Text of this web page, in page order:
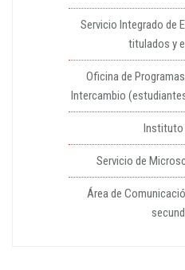
Servicio Integrado de
titulados y
Oficina de
Intercambio
Instituto
Servicio de
Área de